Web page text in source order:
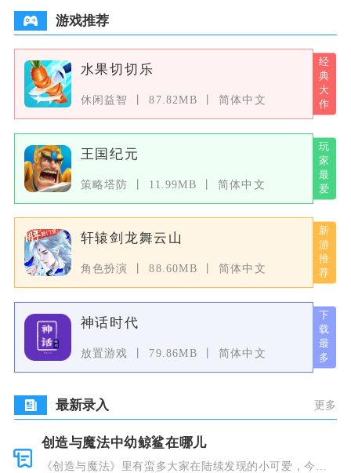
游戏推荐
水果切切乐
休闲益智 87.82MB 简体中文
王国纪元
策略塔防 11.99MB 简体中文
轩辕剑龙舞云山
角色扮演 88.60MB 简体中文
神话时代
放置游戏 79.86MB 简体中文
最新录入 更多
创造与魔法中幼鲸鲨在哪儿
《创造与魔法》里有蛮多大家在陆续发现的小可爱，今天